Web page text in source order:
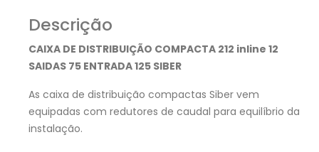
Descrição
CAIXA DE DISTRIBUIÇÃO COMPACTA 212 inline 12
SAIDAS 75 ENTRADA 125 SIBER
As caixa de distribuição compactas Siber vem
equipadas com redutores de caudal para equilíbrio da
instalação.